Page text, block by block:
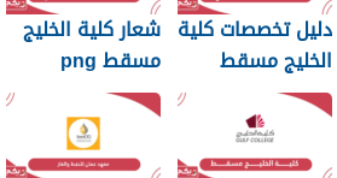
دليل تخصصات كلية
الخليج مسقط
شعار كلية الخليج
مسقط png